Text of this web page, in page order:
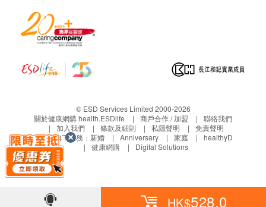
HK$528.0
© ESD Services Limited 2000-2026
關於健康網購 health.ESDlife
商戶合作 / 加盟
聯絡我們
加入我們
條款及細則 私隱聲明
免責聲明
生活易旗下業務： 新婚 Anniversary 家庭
healthyD
健康網購
Digital Solutions